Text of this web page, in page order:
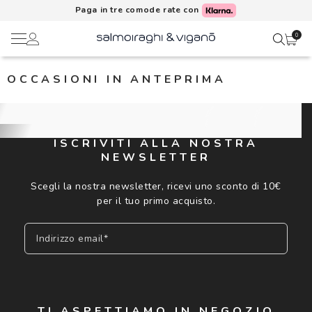
Paga in tre comode rate con
0
Brand
Ciao,
Il mio profilo
Metodi di pagamento
I miei ordini
OCCASIONI IN ANTEPRIMA
ISCRIVITI ALLA NOSTRA
NEWSLETTER
Scegli la nostra newsletter, ricevi uno sconto di 10€
per il tuo primo acquisto.
Indirizzo email*